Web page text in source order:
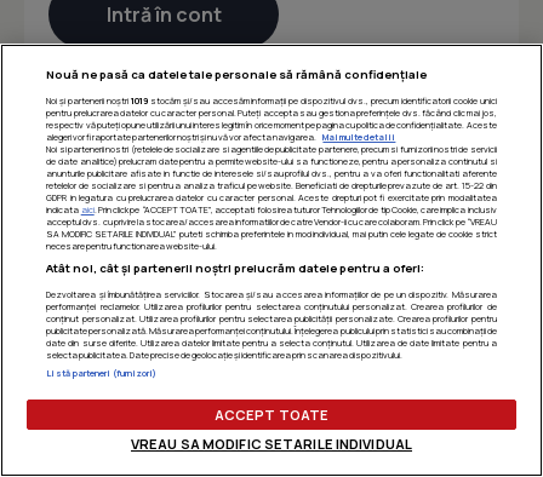
Nouă ne pasă ca datele tale personale să rămână confidențiale
Noi și partenerii noștri 1019stocăm și/sau accesăm informații pe dispozitivul dvs., precum identificatorii cookie unici
pentru prelucrarea datelor cu caracter personal. Puteți accepta sau gestiona preferințele dvs. făcând clic mai jos,
respectiv vă puteți opune utilizării unui interes legitim în orice moment pe pagina cu politica de confidențialitate. Aceste
alegeri vor fi raportate partenerilor noștri și nu vă vor afecta navigarea.
Mai multe detalii
Noi si partenerii nostri (retelele de socializare si agentiile de publicitate partenere, precum si furnizorii nostri de servicii
de date analitice) prelucram date pentru a permite website-ului sa functioneze, pentru a personaliza continutul si
anunturile publicitare afisate in functie de interesele si/sau profilul dvs., pentru a va oferi functionalitati aferente
retelelor de socializare si pentru a analiza traficul pe website. Beneficiati de drepturile prevazute de art. 15-22 din
GDPR in legatura cu prelucrarea datelor cu caracter personal. Aceste drepturi pot fi exercitate prin modalitatea
indicata aici. Prin click pe “ACCEPT TOATE”, acceptati folosirea tuturor Tehnologiilor de tip Cookie, care implica inclusiv
acceptul dvs. cu privire la stocarea/accesarea informatiilor de catre Vendor-ii cu care colaboram. Prin click pe “VREAU
SA MODIFIC SETARILE INDIVIDUAL” puteti schimba preferintele in mod individual, mai putin cele legate de cookie strict
necesare pentru functionarea website-ului.
Atât noi, cât și partenerii noștri prelucrăm datele pentru a oferi:
Dezvoltarea și îmbunătățirea serviciilor. Stocarea și/sau accesarea informațiilor de pe un dispozitiv. Măsurarea
performanței reclamelor. Utilizarea profilurilor pentru selectarea conținutului personalizat. Crearea profilurilor de
conținut personalizat. Utilizarea profilurilor pentru selectarea publicității personalizate. Crearea profilurilor pentru
publicitate personalizată. Măsurarea performanței conținutului. Înțelegerea publicului prin statistici sau combinații de
date din surse diferite. Utilizarea datelor limitate pentru a selecta conținutul. Utilizarea de date limitate pentru a
selecta publicitatea. Date precise de geolocație și identificarea prin scanarea dispozitivului.
Listă parteneri (furnizori)
ACCEPT TOATE
VREAU SA MODIFIC SETARILE INDIVIDUAL